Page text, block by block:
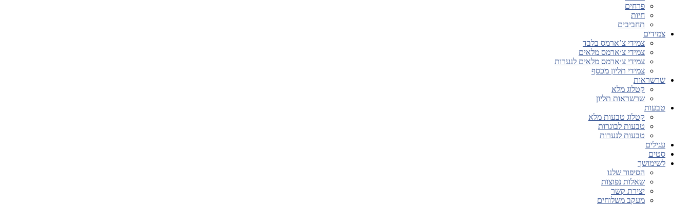
פרחים
חיות
תחביבים
צמידים
צמידי צ’ארמס בלבד
צמידי צ׳ארמס מלאים
צמידי צ׳ארמס מלאים לנערות
צמידי תליון מכסף
שרשראות
קטלוג מלא
שרשראות תליון
טבעות
קטלוג טבעות מלא
טבעות לבוגרות
טבעות לנערות
עגילים
סטים
לשימושך
הסיפור שלנו
שאלות נפוצות
יצירת קשר
מעקב משלוחים